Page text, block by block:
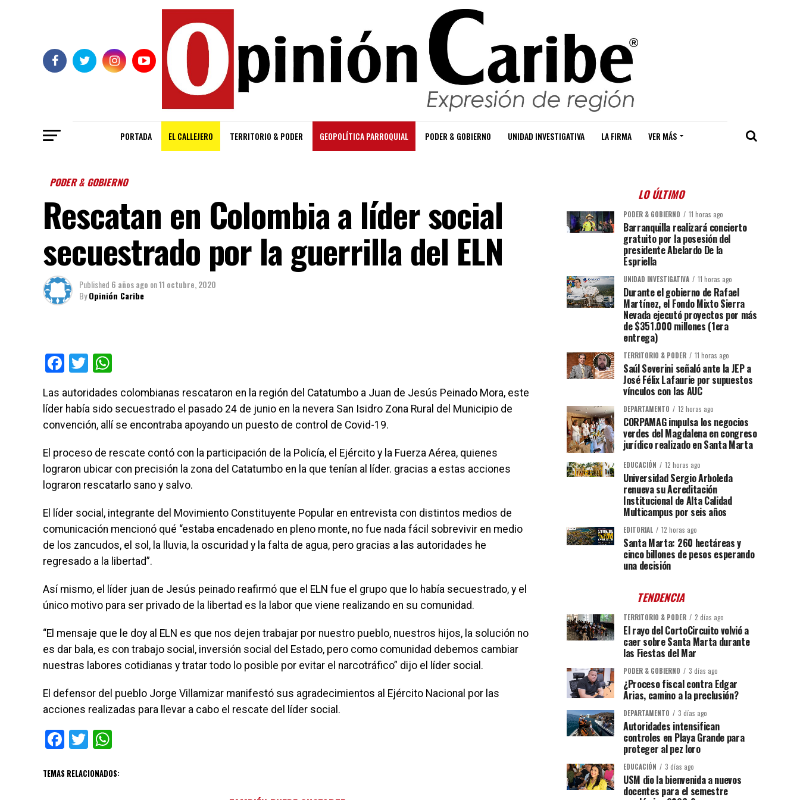
PORTADA EL CALLEJERO TERRITORIO & PODER GEOPOLÍTICA PARROQUIAL PODER & GOBIERNO UNIDAD INVESTIGATIVA LA FIRMA VER MÁS
PODER & GOBIERNO
Rescatan en Colombia a líder social
secuestrado por la guerrilla del ELN
Published 6 años ago on11 octubre, 2020
ByOpinión Caribe
Facebook
Twitter
Las autoridades colombianas rescataron en la región del Catatumbo a Juan de Jesús Peinado Mora, este
líder había sido secuestrado el pasado 24 de junio en la nevera San Isidro Zona Rural del Municipio de
convención, allí se encontraba apoyando un puesto de control de Covid-19.
El proceso de rescate contó con la participación de la Policía, el Ejército y la Fuerza Aérea, quienes
lograron ubicar con precisión la zona del Catatumbo en la que tenían al líder. gracias a estas acciones
lograron rescatarlo sano y salvo.
El líder social, integrante del Movimiento Constituyente Popular en entrevista con distintos medios de
comunicación mencionó qué “estaba encadenado en pleno monte, no fue nada fácil sobrevivir en medio
de los zancudos, el sol, la lluvia, la oscuridad y la falta de agua, pero gracias a las autoridades he
regresado a la libertad”.
Así mismo, el líder juan de Jesús peinado reafirmó que el ELN fue el grupo que lo había secuestrado, y el
único motivo para ser privado de la libertad es la labor que viene realizando en su comunidad.
“El mensaje que le doy al ELN es que nos dejen trabajar por nuestro pueblo, nuestros hijos, la solución no
es dar bala, es con trabajo social, inversión social del Estado, pero como comunidad debemos cambiar
nuestras labores cotidianas y tratar todo lo posible por evitar el narcotráfico” dijo el líder social.
El defensor del pueblo Jorge Villamizar manifestó sus agradecimientos al Ejército Nacional por las
acciones realizadas para llevar a cabo el rescate del líder social.
Facebook
Twitter
TEMAS RELACIONADOS:
LO ÚLTIMO
PODER & GOBIERNO 11 horas ago
Barranquilla realizará concierto
gratuito por la posesión del
presidente Abelardo De la
Espriella
UNIDAD INVESTIGATIVA 11 horas ago
Durante el gobierno de Rafael
Martínez, el Fondo Mixto Sierra
Nevada ejecutó proyectos por más
de $351.000 millones (1era
entrega)
TERRITORIO & PODER 11 horas ago
Saúl Severini señaló ante la JEP a
José Félix Lafaurie por supuestos
vínculos con las AUC
DEPARTAMENTO 12 horas ago
CORPAMAG impulsa los negocios
verdes del Magdalena en congreso
jurídico realizado en Santa Marta
EDUCACIÓN 12 horas ago
Universidad Sergio Arboleda
renueva su Acreditación
Institucional de Alta Calidad
Multicampus por seis años
EDITORIAL 12 horas ago
Santa Marta: 260 hectáreas y
cinco billones de pesos esperando
una decisión
TENDENCIA
TERRITORIO & PODER 2 días ago
El rayo del CortoCircuito volvió a
caer sobre Santa Marta durante
las Fiestas del Mar
PODER & GOBIERNO 3 días ago
¿Proceso fiscal contra Edgar
Arias, camino a la preclusión?
DEPARTAMENTO 3 días ago
Autoridades intensifican
controles en Playa Grande para
proteger al pez loro
EDUCACIÓN 3 días ago
USM dio la bienvenida a nuevos
docentes para el semestre